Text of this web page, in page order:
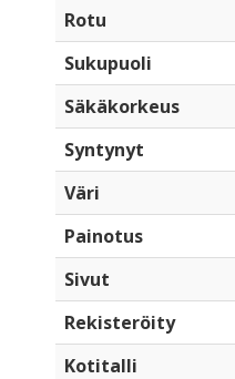
Rotu
Sukupuoli
Säkäkorkeus
Syntynyt
Väri
Painotus
Sivut
Rekisteröity
Kotitalli